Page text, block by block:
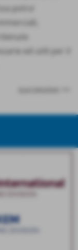
potra'
ed utili per il
successivo >>